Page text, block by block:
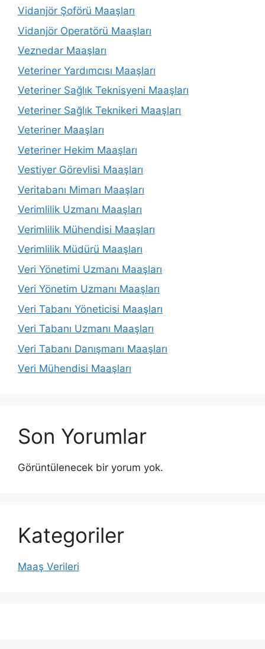
Vidanjör Şoförü Maaşları
Vidanjör Operatörü Maaşları
Veznedar Maaşları
Veteriner Yardımcısı Maaşları
Veteriner Sağlık Teknisyeni Maaşları
Veteriner Sağlık Teknikeri Maaşları
Veteriner Maaşları
Veteriner Hekim Maaşları
Vestiyer Görevlisi Maaşları
Veritabanı Mimarı Maaşları
Verimlilik Uzmanı Maaşları
Verimlilik Mühendisi Maaşları
Verimlilik Müdürü Maaşları
Veri Yönetimi Uzmanı Maaşları
Veri Yönetim Uzmanı Maaşları
Veri Tabanı Yöneticisi Maaşları
Veri Tabanı Uzmanı Maaşları
Veri Tabanı Danışmanı Maaşları
Veri Mühendisi Maaşları
Son Yorumlar
Görüntülenecek bir yorum yok.
Kategoriler
Maaş Verileri